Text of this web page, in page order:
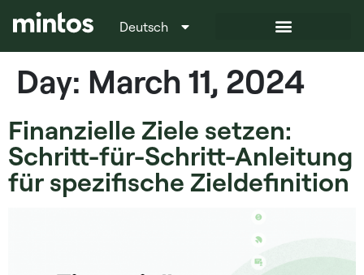
Deutsch
Italiano
Day: March 11, 2024
Finanzielle Ziele setzen:
Schritt-für-Schritt-Anleitung
für spezifische Zieldefinition